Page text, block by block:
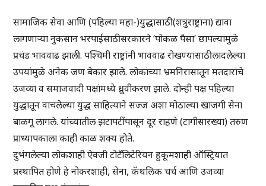
सामाजिक सेवा आणि (पहिल्या महा-)युद्धासाठी (शत्रुराष्ट्रांना) द्यावा
लागणाऱ्या नुकसान भरपाईसाठी सरकारने ‘पोकळ पैसा’ छापल्यामुळे
प्रचंड भाववाढ झाली. पश्चिमी राष्ट्रांनी भाववाढ रोखण्यासाठी लादलेल्या
उपयांमुळे अनेक जण बेकार झाले. लोकांच्या भ्रमनिरासातून मतदारांचे
उजव्या व समाजवादी पक्षांमध्ये ध्रुवीकरण झाले. दोन्ही पक्ष पहिल्या
युद्धातून वाचलेल्या युद्ध साहित्याने सज्ज अशा मोठाल्या खाजगी सेना
बाळगू लागले. यांच्यातील झटापटींपासून दूर राहणे (टागीसारख्या) तरुण
प्राध्यापकाला काही काळ शक्य होते.
दुभंगलेल्या लोकशाही ऐवजी टोटॅलिटेरियन हुकूमशाही ऑस्ट्रियात
प्रस्थापित होणे हे नोकरशाही, सेना, कॅथलिक चर्च आणि उजव्या